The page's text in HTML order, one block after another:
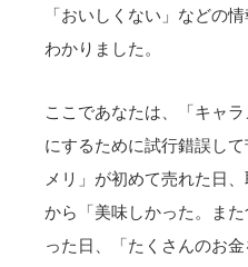
「おいしくない」などの
わかりました。
ここであなたは、「キャ
にするために試行錯誤し
メリ」が初めて売れた日
から「美味しかった。ま
った日、「たくさんのお